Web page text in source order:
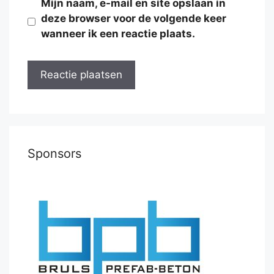
Mijn naam, e-mail en site opslaan in
deze browser voor de volgende keer
wanneer ik een reactie plaats.
Sponsors